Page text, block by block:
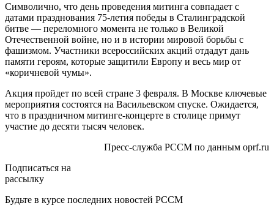
Символично, что день проведения митинга совпадает с
датами празднования 75-летия победы в Сталинградской
битве — переломного момента не только в Великой
Отечественной войне, но и в истории мировой борьбы с
фашизмом. Участники всероссийских акций отдадут дань
памяти героям, которые защитили Европу и весь мир от
«коричневой чумы».
Акция пройдет по всей стране 3 февраля. В Москве ключевые
мероприятия состоятся на Васильевском спуске. Ожидается,
что в праздничном митинге-концерте в столице примут
участие до десяти тысяч человек.
Пресс-служба РССМ по данным oprf.ru
Подписаться на
рассылку
Будьте в курсе последних новостей РССМ